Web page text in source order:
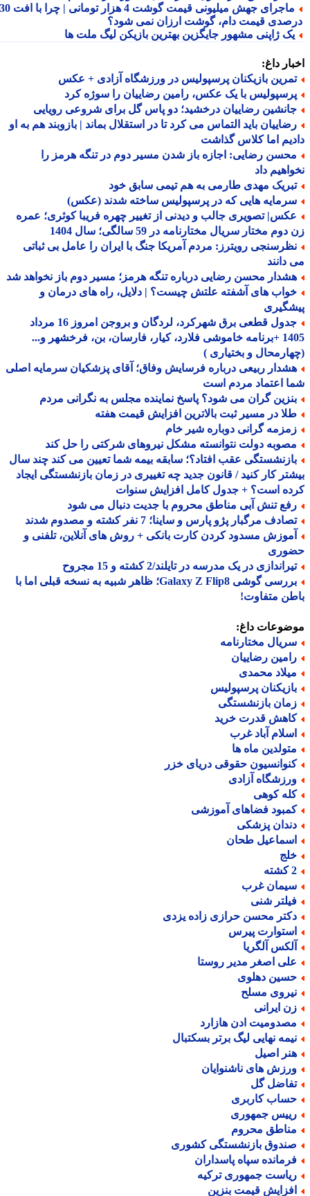
ماجرای جهش میلیونی قیمت گوشت 4 هزار تومانی | چرا با افت 30
قیمت دام، گوشت ارزان نمی شود؟
ژاپنی مشهور جایگزین بهترین بازیکن لیگ ملت ها
داغ:
بازیکنان پرسپولیس در ورزشگاه آزادی + عکس
با یک عکس، رامین رضاییان را سوژه کرد
رضاییان درخشید؛ دو پاس گل برای شروعی رویایی
باید التماس می کرد تا در استقلال بماند | بازوبند هم به او
اما کلاس گذاشت
رضایی: اجازه باز شدن مسیر دوم در تنگه هرمز را
داد
مهدی طارمی به هم تیمی سابق خود
هایی که در پرسپولیس ساخته شدند (عکس)
تصویری جالب و دیدنی از تغییر چهره فریبا کوثری؛ عمره
مختار سریال مختارنامه در 59 سالگی؛ سال 1404
رویترز: مردم آمریکا جنگ با ایران را عامل بی ثباتی
محسن رضایی درباره تنگه هرمز؛ مسیر دوم باز نخواهد شد
های آشفته علتش چیست؟ | دلایل، راه های درمان و
جدول قطعی برق شهرکرد، لردگان و بروجن امروز 16 مرداد
1405 +برنامه خاموشی فلارد، کیار، فارسان، بن، فرخشهر و...
و بختیاری )
ربیعی درباره فرسایش وفاق؛ آقای پزشکیان سرمایه اصلی
اعتماد مردم است
گران می شود؟ پاسخ نماینده مجلس به نگرانی مردم
در مسیر ثبت بالاترین افزایش قیمت هفته
گرانی دوباره شیر خام
دولت نتوانسته مشکل نیروهای شرکتی را حل کند
عقب افتاد؟؛ سابقه بیمه شما تعیین می کند چند سال
کار کنید / قانون جدید چه تغییری در زمان بازنشستگی ایجاد
است؟ + جدول کامل افزایش سنوات
تنش آبی مناطق محروم با جدیت دنبال می شود
مرگبار پژو پارس و ساینا؛ 7 نفر کشته و مصدوم شدند
مسدود کردن کارت بانکی + روش های آنلاین، تلفنی و
در یک مدرسه در تایلند/2 کشته و 15 مجروح
بررسی گوشی Galaxy Z Flip8؛ ظاهر شبیه به نسخه قبلی اما با
متفاوت!
داغ:
مختارنامه
رضاییان
محمدی
پرسپولیس
بازنشستگی
قدرت خرید
آباد غرب
ماه ها
حقوقی دریای خزر
آزادی
کوهی
فضاهای آموزشی
پزشکی
طحان
غرب
شنی
محسن حرازی زاده یزدی
پیرس
آلگریا
اصغر مدیر روستا
دهلوی
مسلح
ایرانی
ادن هازارد
نهایی لیگ برتر بسکتبال
اصیل
های ناشنوایان
گل
کاربری
جمهوری
محروم
بازنشستگی کشوری
سپاه پاسداران
جمهوری ترکیه
قیمت بنزین